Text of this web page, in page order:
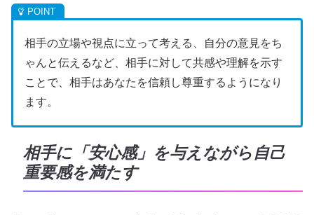
相手の立場や視点に立って考える、自分の意見をち
ゃんと伝えるなど、相手に対して共感や理解を示す
ことで、相手はあなたを信頼し尊重するようになり
ます。
相手に「安心感」を与えながら自己
重要感を満たす